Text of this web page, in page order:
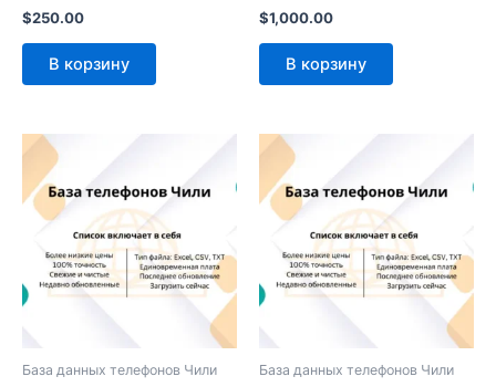
$250.00
В корзину
$1,000.00
В корзину
База данных телефонов Чили База данных телефонов Чили